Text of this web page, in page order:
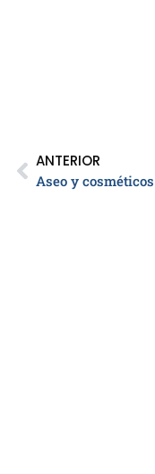
ANTERIOR